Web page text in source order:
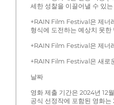
세한 성찰을 이끌어낼 수 있
+RAIN Film Festival은 제너
형식에 도전하는 예상치 못
+RAIN Film Festival은 제너
+RAIN Film Festival은 새로
날짜
영화 제출 기간은 2024년 12
공식 선정작에 포함된 영화는